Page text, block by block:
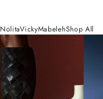
NolitaVickyMabelehShop All